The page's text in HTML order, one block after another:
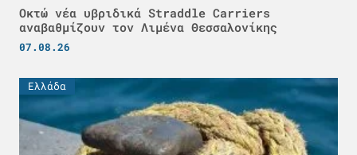
Οκτώ νέα υβριδικά Straddle Carriers
αναβαθμίζουν τον Λιμένα Θεσσαλονίκης
07.08.26
Ελλάδα